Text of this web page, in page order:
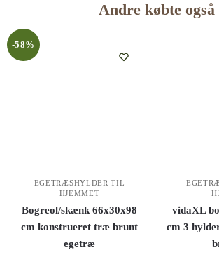
Andre købte også
-58%
EGETRÆSHYLDER TIL
HJEMMET
Bogreol/skænk 66x30x98
cm konstrueret træ brunt
egetræ
vidaXL
cm 3